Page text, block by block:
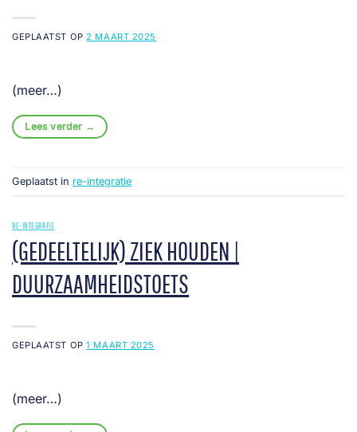
GEPLAATST OP2 MAART 2025
(meer…)
Lees verder →
Geplaatst in re-integratie
RE-INTEGRATIE
(GEDEELTELIJK) ZIEK HOUDEN |
DUURZAAMHEIDSTOETS
GEPLAATST OP1 MAART 2025
(meer…)